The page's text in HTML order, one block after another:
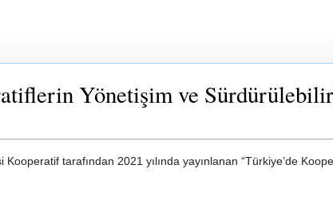
Yönetişim ve
tarafından 2021 yılında yayınlanan “Türkiye’de